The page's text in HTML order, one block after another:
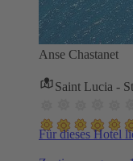
Anse Chastanet
Saint Lucia -
Für dieses Hotel